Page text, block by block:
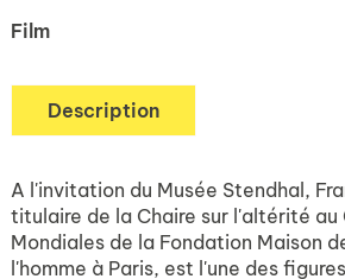
Film
Description
A l'invitation du Musée Stendhal,
titulaire de la Chaire sur l'altérité au
Mondiales de la Fondation Maison
l'homme à Paris, est l'une des